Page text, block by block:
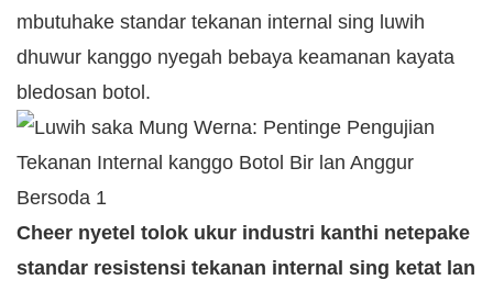
mbutuhake standar tekanan internal sing luwih
dhuwur kanggo nyegah bebaya keamanan kayata
bledosan botol.
Cheer nyetel tolok ukur industri kanthi netepake
standar resistensi tekanan internal sing ketat lan